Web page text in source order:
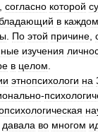
согласно которой
в каждом
По этой причине
изучения
в целом
этнопсихологи на
-
давала во многом